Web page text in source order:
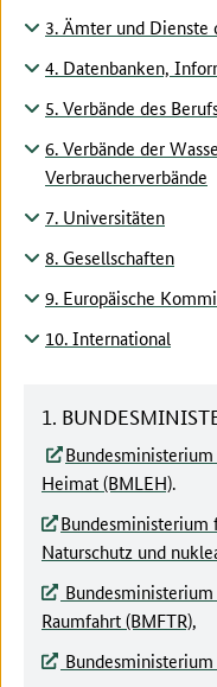
3. Ämter und Dienste
4. Datenbanken,
5. Verbände des
6. Verbände der
Verbraucherverbände
7. Universitäten
8. Gesellschaften
9. Europäische
10. International
1.
Heimat (BMLEH).
Naturschutz und
Raumfahrt (BMFTR),